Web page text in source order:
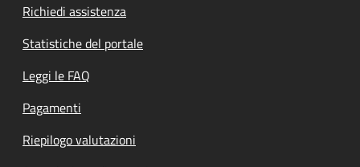
Richiedi assistenza
Statistiche del portale
Leggi le FAQ
Pagamenti
Riepilogo valutazioni